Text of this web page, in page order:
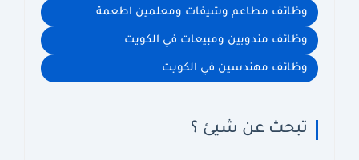
وظائف مطاعم وشيفات ومعلمين اطعمة
وظائف مندوبين ومبيعات في الكويت
وظائف مهندسين في الكويت
تبحث عن شيئ ؟